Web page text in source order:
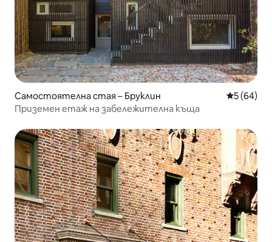
Самостоятелна стая – Бруклин Средна
5 (64)
Приземен етаж на забележителна къща